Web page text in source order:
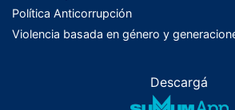
Política Anticorrupción
Violencia basada en género y
Descargá